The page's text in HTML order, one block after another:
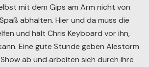
mit dem Gips am Arm nicht von
abhalten. Hier und da muss die
und hält Chris Keyboard vor ihn,
Eine gute Stunde geben Alestorm
ab und arbeiten sich durch ihre